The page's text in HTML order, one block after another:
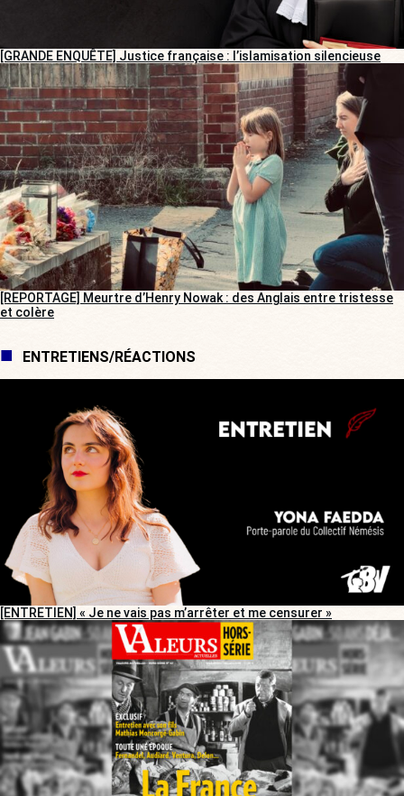
[GRANDE ENQUÊTE] Justice française : l’islamisation silencieuse
[REPORTAGE] Meurtre d’Henry Nowak : des Anglais entre tristesse
et colère
ENTRETIENS/RÉACTIONS
[ENTRETIEN] « Je ne vais pas m’arrêter et me censurer »